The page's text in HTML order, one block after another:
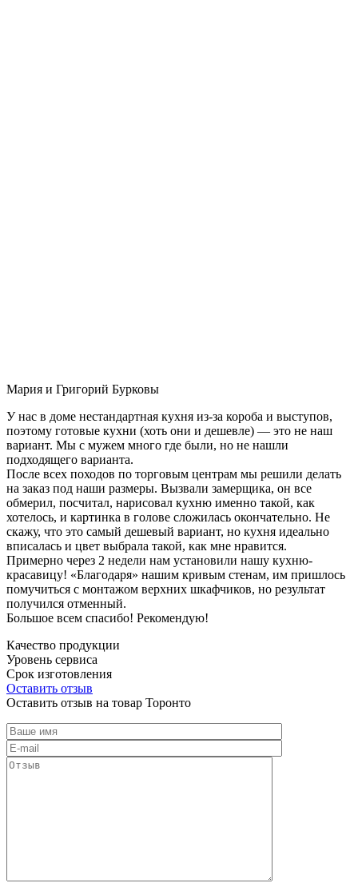
Мария и Григорий Бурковы
У нас в доме нестандартная кухня из-за короба и выступов,
поэтому готовые кухни (хоть они и дешевле) — это не наш
вариант. Мы с мужем много где были, но не нашли
подходящего варианта.
После всех походов по торговым центрам мы решили делать
на заказ под наши размеры. Вызвали замерщика, он все
обмерил, посчитал, нарисовал кухню именно такой, как
хотелось, и картинка в голове сложилась окончательно. Не
скажу, что это самый дешевый вариант, но кухня идеально
вписалась и цвет выбрала такой, как мне нравится.
Примерно через 2 недели нам установили нашу кухню-
красавицу! «Благодаря» нашим кривым стенам, им пришлось
помучиться с монтажом верхних шкафчиков, но результат
получился отменный.
Большое всем спасибо! Рекомендую!
Качество продукции
Уровень сервиса
Срок изготовления
Оставить отзыв
Оставить отзыв на товар Торонто